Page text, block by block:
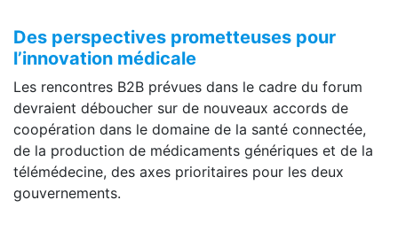
Des perspectives prometteuses pour
l’innovation médicale
Les rencontres B2B prévues dans le cadre du forum
devraient déboucher sur de nouveaux accords de
coopération dans le domaine de la santé connectée,
de la production de médicaments génériques et de la
télémédecine, des axes prioritaires pour les deux
gouvernements.